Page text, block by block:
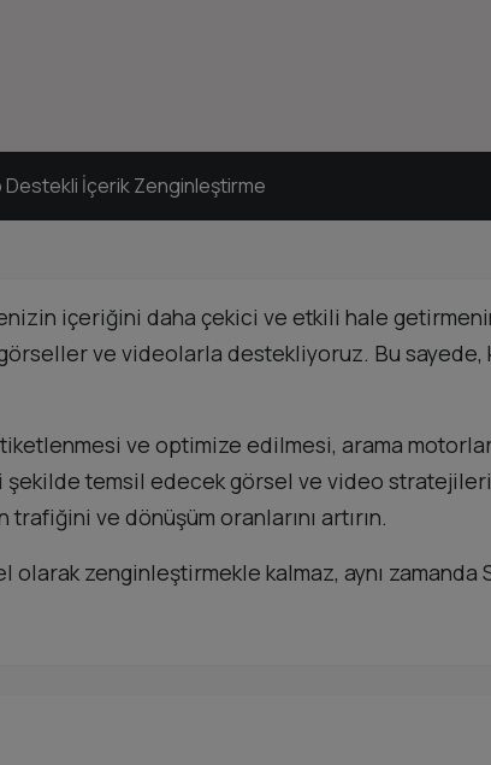
Destekli İçerik Zenginleştirme
içeriğini daha çekici ve etkili hale
ve videolarla destekliyoruz. Bu sayede,
ve optimize edilmesi, arama
temsil edecek görsel ve video stratejileri
ve dönüşüm oranlarını artırın.
zenginleştirmekle kalmaz, aynı zamanda